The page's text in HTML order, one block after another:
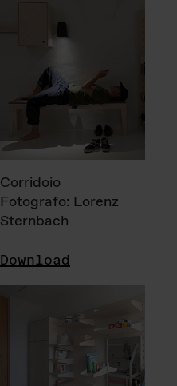
Corridoio
Fotografo: Lorenz
Sternbach
Download